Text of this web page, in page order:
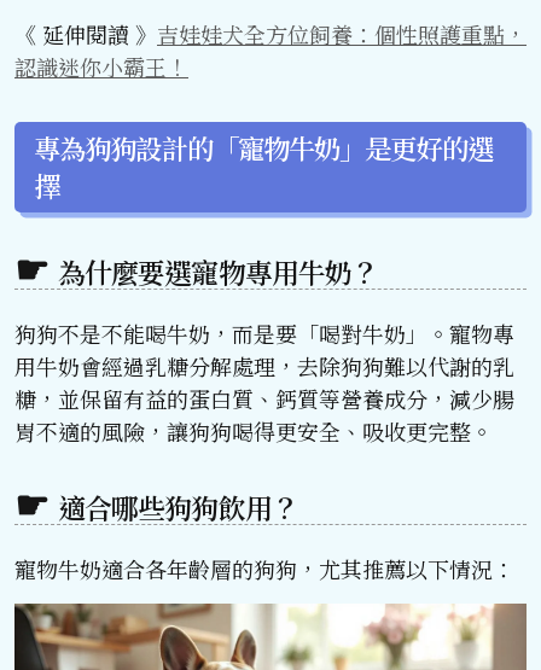
《 延伸閱讀 》 吉娃娃犬全方位飼養：個性照護重點，
認識迷你小霸王！
專為狗狗設計的「寵物牛奶」是更好的選
擇
為什麼要選寵物專用牛奶？
狗狗不是不能喝牛奶，而是要「喝對牛奶」。寵物專
用牛奶會經過乳糖分解處理，去除狗狗難以代謝的乳
糖，並保留有益的蛋白質、鈣質等營養成分，減少腸
胃不適的風險，讓狗狗喝得更安全、吸收更完整。
適合哪些狗狗飲用？
寵物牛奶適合各年齡層的狗狗，尤其推薦以下情況：